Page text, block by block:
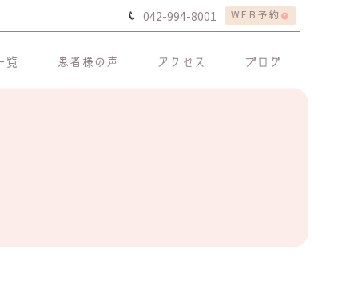
042-994-8001 WEB予約
覧 患者様の声 アクセス ブログ